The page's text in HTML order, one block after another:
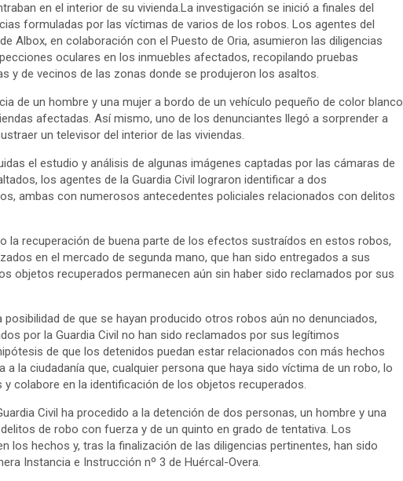
en el interior de su vivienda.La investigación se inició a finales del
formuladas por las víctimas de varios de los robos. Los agentes del
Albox, en colaboración con el Puesto de Oria, asumieron las diligencias
oculares en los inmuebles afectados, recopilando pruebas
y de vecinos de las zonas donde se produjeron los asaltos.
de un hombre y una mujer a bordo de un vehículo pequeño de color blanco
afectadas. Así mismo, uno de los denunciantes llegó a sorprender a
un televisor del interior de las viviendas.
el estudio y análisis de algunas imágenes captadas por las cámaras de
los agentes de la Guardia Civil lograron identificar a dos
ambas con numerosos antecedentes policiales relacionados con delitos
la recuperación de buena parte de los efectos sustraídos en estos robos,
en el mercado de segunda mano, que han sido entregados a sus
objetos recuperados permanecen aún sin haber sido reclamados por sus
de que se hayan producido otros robos aún no denunciados,
por la Guardia Civil no han sido reclamados por sus legítimos
de que los detenidos puedan estar relacionados con más hechos
a la ciudadanía que, cualquier persona que haya sido víctima de un robo, lo
colabore en la identificación de los objetos recuperados.
Civil ha procedido a la detención de dos personas, un hombre y una
de robo con fuerza y de un quinto en grado de tentativa. Los
los hechos y, tras la finalización de las diligencias pertinentes, han sido
Instancia e Instrucción nº 3 de Huércal-Overa.